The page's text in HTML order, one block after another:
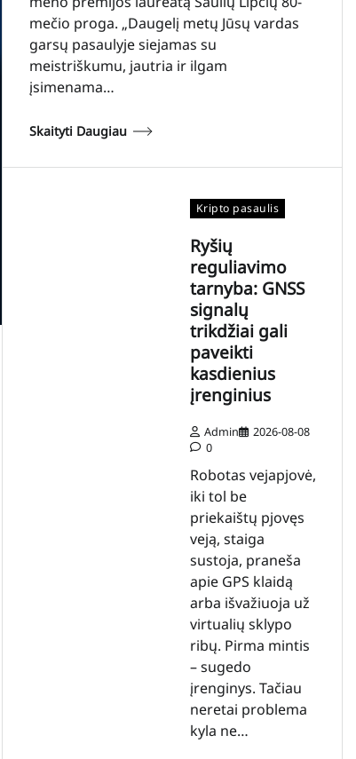
mečio proga. „Daugelį metų Jūsų vardas
garsų pasaulyje siejamas su
meistriškumu, jautria ir ilgam
įsimenama…
Skaityti Daugiau
Kripto pasaulis
Ryšių
reguliavimo
tarnyba: GNSS
signalų
trikdžiai gali
paveikti
kasdienius
įrenginius
Admin
2026-08-08
0
Robotas vejapjovė,
iki tol be
priekaištų pjovęs
veją, staiga
sustoja, praneša
apie GPS klaidą
arba išvažiuoja už
virtualių sklypo
ribų. Pirma mintis
– sugedo
įrenginys. Tačiau
neretai problema
kyla ne…